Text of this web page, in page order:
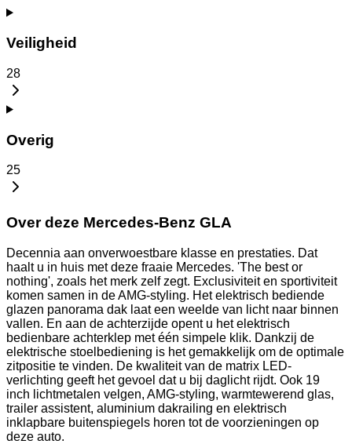
Veiligheid
28
Overig
25
Over deze Mercedes-Benz GLA
Decennia aan onverwoestbare klasse en prestaties. Dat
haalt u in huis met deze fraaie Mercedes. 'The best or
nothing', zoals het merk zelf zegt. Exclusiviteit en sportiviteit
komen samen in de AMG-styling. Het elektrisch bediende
glazen panorama dak laat een weelde van licht naar binnen
vallen. En aan de achterzijde opent u het elektrisch
bedienbare achterklep met één simpele klik. Dankzij de
elektrische stoelbediening is het gemakkelijk om de optimale
zitpositie te vinden. De kwaliteit van de matrix LED-
verlichting geeft het gevoel dat u bij daglicht rijdt. Ook 19
inch lichtmetalen velgen, AMG-styling, warmtewerend glas,
trailer assistent, aluminium dakrailing en elektrisch
inklapbare buitenspiegels horen tot de voorzieningen op
deze auto.